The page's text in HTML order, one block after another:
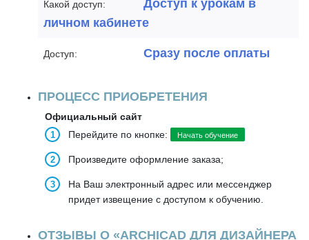
Какой доступ:
Доступ к урокам в
личном кабинете
Доступ: Сразу после оплаты
ПРОЦЕСС ПРИОБРЕТЕНИЯ
Официальный сайт
Перейдите по кнопке:
Начать обучение
Произведите оформление заказа;
На Ваш электронный адрес или мессенджер
придет извещение с доступом к обучению.
ОТЗЫВЫ О «ARCHICAD ДЛЯ ДИЗАЙНЕРА